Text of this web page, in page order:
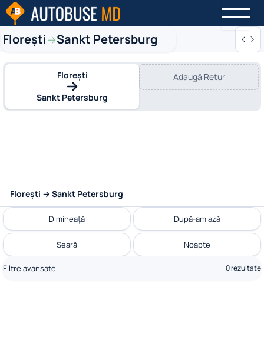
Florești→Sankt Petersburg
Florești
Sankt Petersburg
Adaugă Retur
Florești → Sankt Petersburg
Dimineață După-amiază
Seară Noapte
Filtre avansate 0 rezultate